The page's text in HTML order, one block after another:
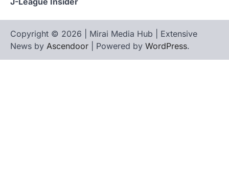
Copyright © 2026 | Mirai Media Hub | Extensive
News by Ascendoor | Powered by WordPress.